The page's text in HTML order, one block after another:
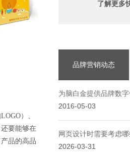
）、
要能够在
品的高品
了解更多
品牌营销动态
为脑白金提供品牌数
2016-05-03
网页设计时需要考虑哪
2026-03-31